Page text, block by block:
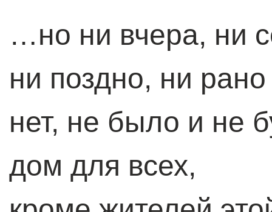
…но ни вчера, ни
ни поздно, ни рано
нет, не было и не
дом для всех,